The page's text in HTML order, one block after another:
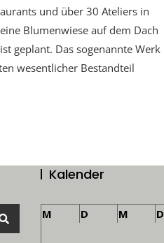
und über 30 Ateliers in
Blumenwiese auf dem Dach
geplant. Das sogenannte Werk
wesentlicher Bestandteil
Kalender
M D M D